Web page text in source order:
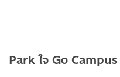
Park ใจ Go Campus